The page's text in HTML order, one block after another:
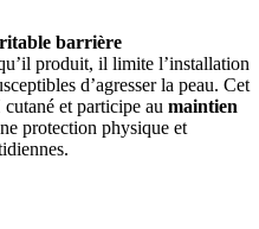
barrière
produit, il limite l’installation
d’agresser la peau. Cet
et participe au maintien
protection physique et